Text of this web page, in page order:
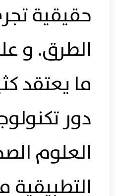
حقيقية
الطرق. و
ما يعتقد
دور
العلوم
التطبيقية